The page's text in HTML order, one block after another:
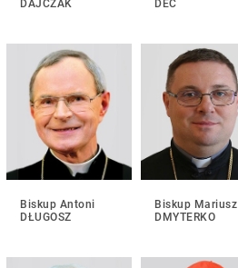
DAJCZAK
DEC
Biskup Antoni
DŁUGOSZ
Biskup Mariusz
DMYTERKO